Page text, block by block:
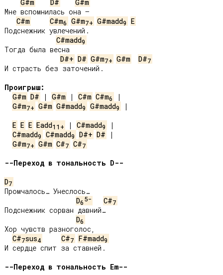
G#m
D#
G#m
Мне вспомнилась она —
C#m
C#m6 G#m7+ G#madd9
E
Подснежник увлечений.
C#madd9
Тогда была весна
D#+ D# G#m7+ G#m D#7
И страсть без заточений.
Проигрыш:
G#m D# | G#m | C#m C#m6
G#m7+ G#m G#madd9 G#madd9
|
E E E Eadd11+ | C#madd9
C#madd9 C#madd9 D#+ D#
G#m7+ G#m C#7 C#7
--Переход в тональность D--
D7
Промчалось… Унеслось…
D65- C#7
Подснежник сорван давний…
D6
Хор чувств разноголос,
C#7sus4 C#7 F#madd9
И сердце спит за ставней.
--Переход в тональность Em--